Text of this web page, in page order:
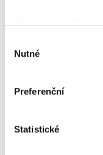
poloze, které
skenování pro
Zjistěte více o tom,
Svůj souhlas
souhlasu
Nutné
Preferenční
Statistické
PREMIUM